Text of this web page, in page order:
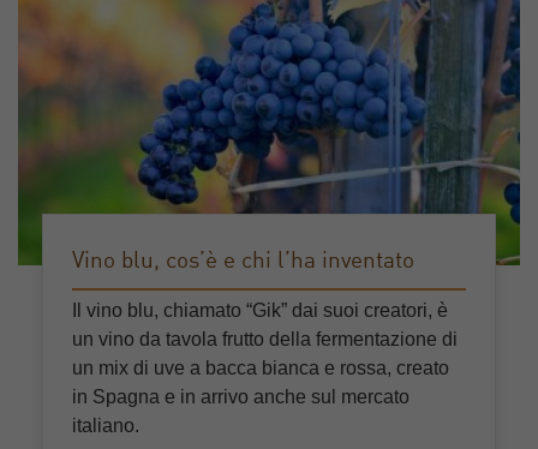
Vino blu, cos’è e chi l’ha inventato
Il vino blu, chiamato “Gik” dai suoi creatori, è
un vino da tavola frutto della fermentazione di
un mix di uve a bacca bianca e rossa, creato
in Spagna e in arrivo anche sul mercato
italiano.